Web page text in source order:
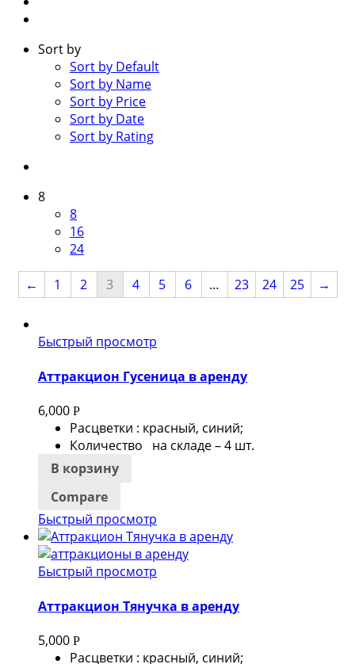
Sort by
Sort by Default
Sort by Name
Sort by Price
Sort by Date
Sort by Rating
8
8
16
24
← 1 2 3 4 5 6 … 23 24 25 →
Быстрый просмотр
Аттракцион Гусеница в аренду
6,000 Р
Расцветки : красный, синий;
Количество на складе – 4 шт.
В корзину
Compare
Быстрый просмотр
Быстрый просмотр
Аттракцион Тянучка в аренду
5,000 Р
Расцветки : красный, синий;